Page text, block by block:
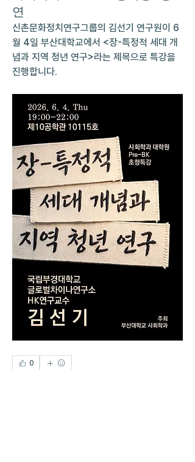
연
신촌문화정치연구그룹의 김선기 연구원이 6
월 4일 부산대학교에서 <장-특정적 세대 개
념과 지역 청년 연구>라는 제목으로 특강을
진행합니다.
0